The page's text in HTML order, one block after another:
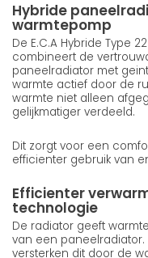
Hybride
warmtepomp
De E.C.A Hybride Type
combineert de
paneelradiator met
warmte actief door de
warmte niet alleen
gelijkmatiger verdeeld.
Dit zorgt voor een
efficienter gebruik van
Efficienter
technologie
De radiator geeft
van een
versterken dit door de